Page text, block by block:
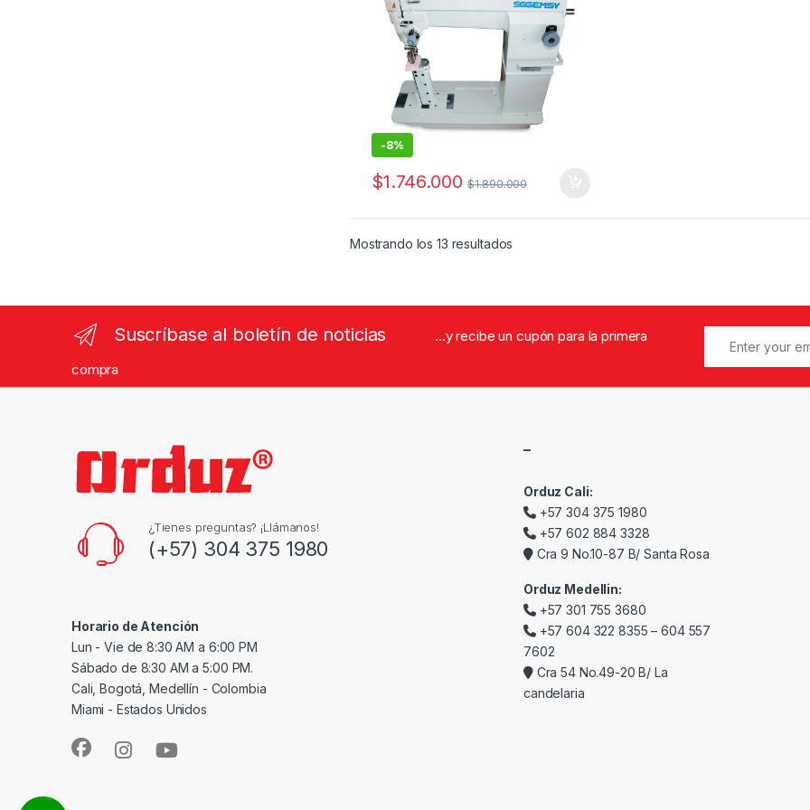
-8%
$1.746.000 $1.890.000
Mostrando los 13 resultados
Suscríbase al boletín de noticias
...y recibe un cupón para la primera
compra
¿Tienes preguntas? ¡Llámanos!
(+57) 304 375 1980
Horario de Atención
Lun - Vie de 8:30 AM a 6:00 PM
Sábado de 8:30 AM a 5:00 PM.
Cali, Bogotá, Medellín - Colombia
Miami - Estados Unidos
–
Orduz Cali:
+57 304 375 1980
+57 602 884 3328
Cra 9 No.10-87 B/ Santa Rosa
Orduz Medellin:
+57 301 755 3680
+57 604 322 8355 – 604 557
7602
Cra 54 No.49-20 B/ La
candelaria